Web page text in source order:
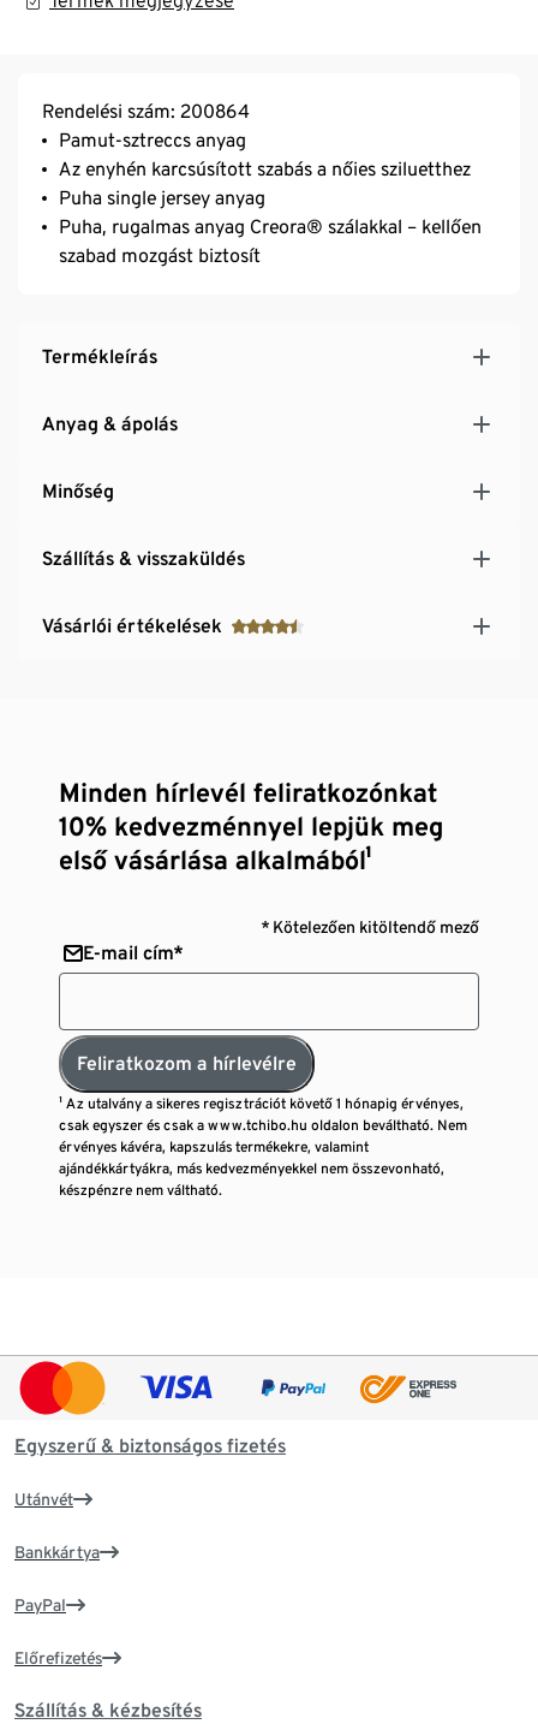
Rendelési szám: 200864
Pamut-sztreccs anyag
Az enyhén karcsúsított szabás a nőies sziluetthez
Puha single jersey anyag
Puha, rugalmas anyag Creora® szálakkal – kellően
szabad mozgást biztosít
Termékleírás
Anyag & ápolás
Minőség
Szállítás & visszaküldés
Vásárlói értékelések
Minden hírlevél feliratkozónkat
10% kedvezménnyel lepjük meg
első vásárlása alkalmából¹
* Kötelezően kitöltendő mező
E-mail cím*
Feliratkozom a hírlevélre
¹ Az utalvány a sikeres regisztrációt követő 1 hónapig érvényes,
csak egyszer és csak a www.tchibo.hu oldalon beváltható. Nem
érvényes kávéra, kapszulás termékekre, valamint
ajándékkártyákra, más kedvezményekkel nem összevonható,
készpénzre nem váltható.
Egyszerű & biztonságos fizetés
Utánvét
Bankkártya
PayPal
Előrefizetés
Szállítás & kézbesítés